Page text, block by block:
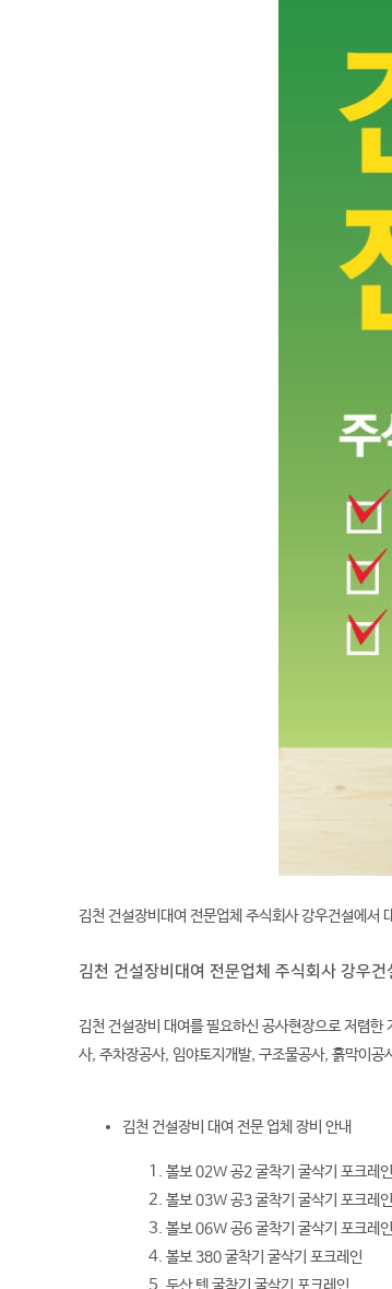
김천 건설장비대여 전문업체 주식회사 강우건설에서
김천 건설장비대여 전문업체 주식회사 강우건
김천 건설장비 대여를 필요하신 공사현장으로 저렴
사, 주차장공사, 임야토지개발, 구조물공사, 흙막이
김천 건설장비 대여 전문 업체 장비 안내
볼보 02W 공2 굴착기 굴삭기 포크레인
볼보 03W 공3 굴착기 굴삭기 포크레인
볼보 06W 공6 굴착기 굴삭기 포크레인
볼보 380 굴착기 굴삭기 포크레인